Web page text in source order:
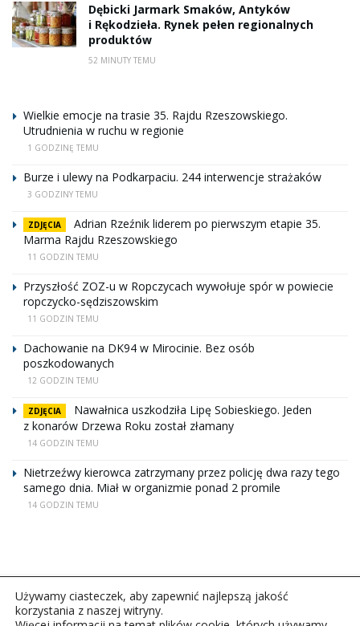
Dębicki Jarmark Smaków, Antyków
i Rękodzieła. Rynek pełen regionalnych
produktów
52 MINUTY TEMU
Wielkie emocje na trasie 35. Rajdu Rzeszowskiego.
Utrudnienia w ruchu w regionie
1 GODZINĘ TEMU
Burze i ulewy na Podkarpaciu. 244 interwencje strażaków
3 GODZINY TEMU
ZDJĘCIA
Adrian Rzeźnik liderem po pierwszym etapie 35.
Marma Rajdu Rzeszowskiego
11 GODZIN TEMU
Przyszłość ZOZ-u w Ropczycach wywołuje spór w powiecie
ropczycko-sędziszowskim
11 GODZIN TEMU
Dachowanie na DK94 w Mirocinie. Bez osób
poszkodowanych
12 GODZIN TEMU
ZDJĘCIA
Nawałnica uszkodziła Lipę Sobieskiego. Jeden
z konarów Drzewa Roku został złamany
14 GODZIN TEMU
Nietrzeźwy kierowca zatrzymany przez policję dwa razy tego
samego dnia. Miał w organizmie ponad 2 promile
14 GODZIN TEMU
Używamy ciasteczek, aby zapewnić najlepszą jakość
korzystania z naszej witryny.